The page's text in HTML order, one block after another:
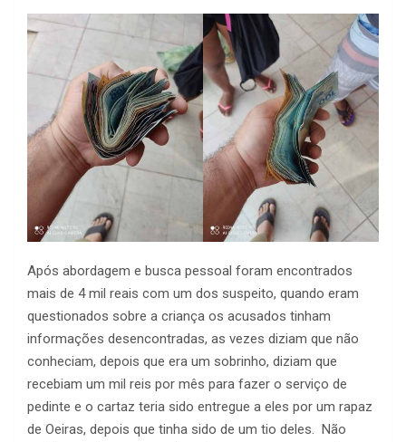
Após abordagem e busca pessoal foram encontrados
mais de 4 mil reais com um dos suspeito, quando eram
questionados sobre a criança os acusados tinham
informações desencontradas, as vezes diziam que não
conheciam, depois que era um sobrinho, diziam que
recebiam um mil reis por mês para fazer o serviço de
pedinte e o cartaz teria sido entregue a eles por um rapaz
de Oeiras, depois que tinha sido de um tio deles. Não